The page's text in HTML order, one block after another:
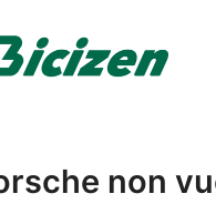
non